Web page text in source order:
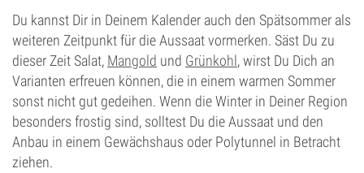
Du kannst Dir in Deinem Kalender auch den Spätsommer als
weiteren Zeitpunkt für die Aussaat vormerken. Säst Du zu
dieser Zeit Salat, Mangold und Grünkohl, wirst Du Dich an
Varianten erfreuen können, die in einem warmen Sommer
sonst nicht gut gedeihen. Wenn die Winter in Deiner Region
besonders frostig sind, solltest Du die Aussaat und den
Anbau in einem Gewächshaus oder Polytunnel in Betracht
ziehen.